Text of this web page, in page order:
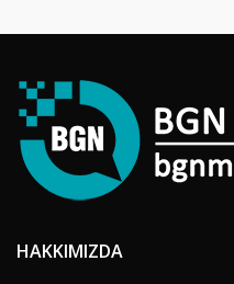
HAKKIMIZDA